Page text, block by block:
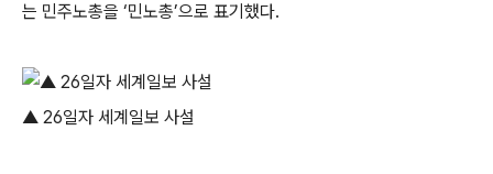
는 민주노총을 ‘민노총’으로 표기했다.
▲ 26일자 세계일보 사설